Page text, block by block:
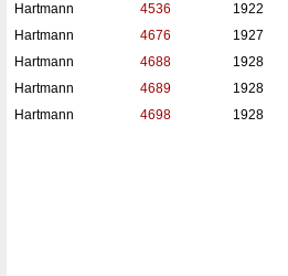
Hartmann
4536
1922
Hartmann
4676
1927
Hartmann
4688
1928
Hartmann
4689
1928
Hartmann
4698 1928